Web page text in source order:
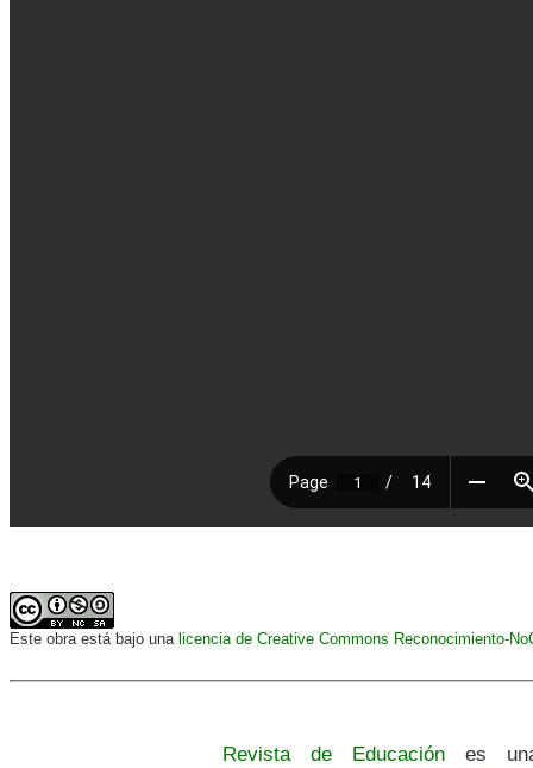
Este obra está bajo una licencia de Creative Commons Reconocimiento-
Revista de Educación es